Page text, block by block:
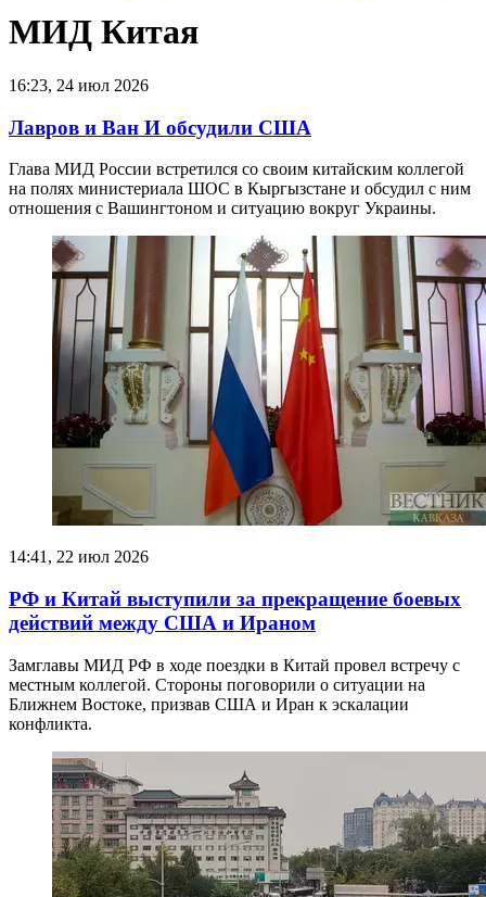
МИД Китая
16:23, 24 июл 2026
Лавров и Ван И обсудили США
Глава МИД России встретился со своим китайским коллегой
на полях министериала ШОС в Кыргызстане и обсудил с ним
отношения с Вашингтоном и ситуацию вокруг Украины.
14:41, 22 июл 2026
РФ и Китай выступили за прекращение боевых
действий между США и Ираном
Замглавы МИД РФ в ходе поездки в Китай провел встречу с
местным коллегой. Стороны поговорили о ситуации на
Ближнем Востоке, призвав США и Иран к эскалации
конфликта.